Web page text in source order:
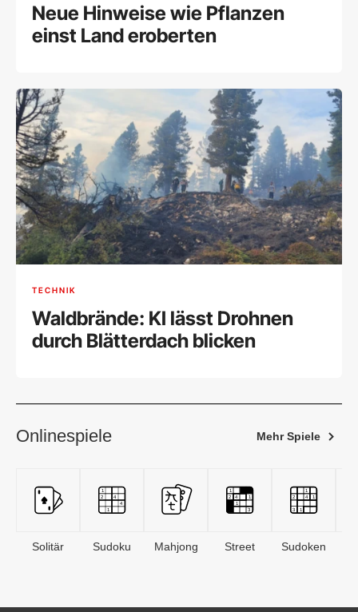
Neue Hinweise wie Pflanzen
einst Land eroberten
TECHNIK
Waldbrände: KI lässt Drohnen
durch Blätterdach blicken
Onlinespiele Mehr Spiele
Solitär Sudoku Mahjong Street Sudoken